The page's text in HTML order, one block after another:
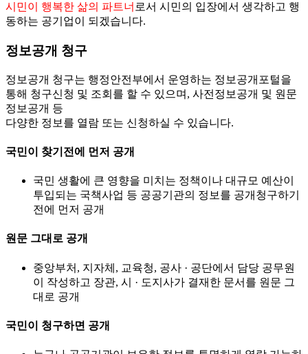
시민이 행복한 삶의 파트너 로서 시민의 입장에서 생각하고 행
동하는 공기업이 되겠습니다.
정보공개 청구
정보공개 청구는 행정안전부에서 운영하는 정보공개포털을
통해 청구신청 및 조회를 할 수 있으며, 사전정보공개 및 원문
정보공개 등
다양한 정보를 열람 또는 신청하실 수 있습니다.
국민이 찾기전에 먼저 공개
국민 생활에 큰 영향을 미치는 정책이나 대규모 예산이
투입되는 국책사업 등 공공기관의 정보를 공개청구하기
전에 먼저 공개
원문 그대로 공개
중앙부처, 지자체, 교육청, 공사 · 공단에서 담당 공무원
이 작성하고 장관, 시 · 도지사가 결재한 문서를 원문 그
대로 공개
국민이 청구하면 공개